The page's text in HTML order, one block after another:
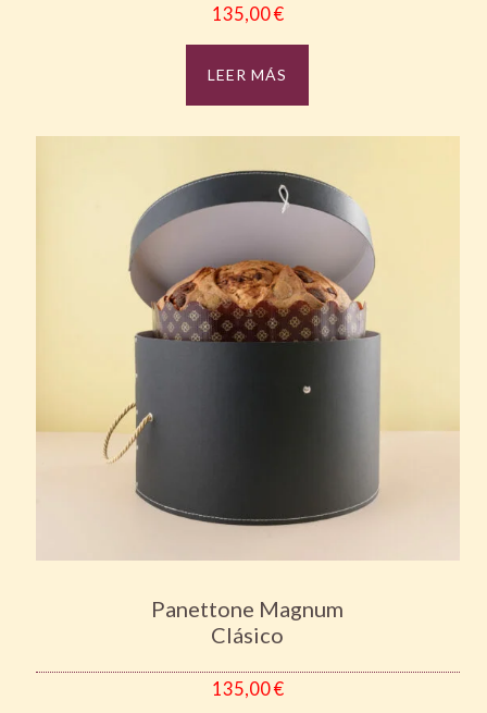
135,00€
LEER MÁS
Panettone Magnum
Clásico
135,00€